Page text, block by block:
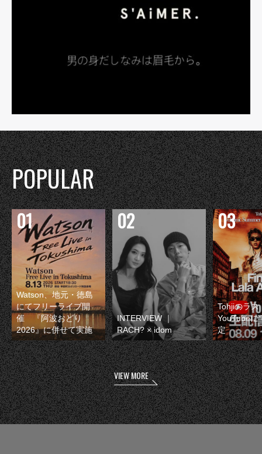
POPULAR
Watson、地元・徳島
にてフリーライブ開
催 『阿波おどり
2026』に併せて実施
INTERVIEW ｜
RACH? × idom
Tohjiのラス
YouTubeに
定
VIEW MORE